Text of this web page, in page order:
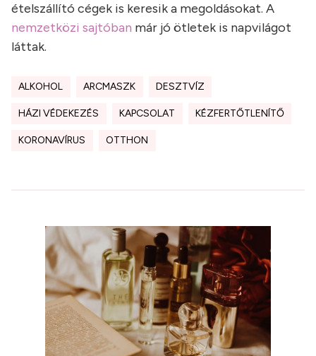
ételszállító cégek is keresik a megoldásokat. A
nemzetközi sajtóban már jó ötletek is napvilágot
láttak.
ALKOHOL ARCMASZK DESZTVÍZ
HÁZI VÉDEKEZÉS KAPCSOLAT KÉZFERTŐTLENÍTŐ
KORONAVÍRUS OTTHON